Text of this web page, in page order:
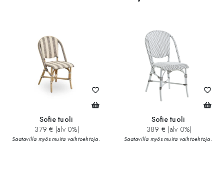
Sofie tuoli
379 € (alv 0%)
Saatavilla myös muita vaihtoehtoja.
Sofie tuoli
389 € (alv 0%)
Saatavilla myös muita vaihtoehtoja.